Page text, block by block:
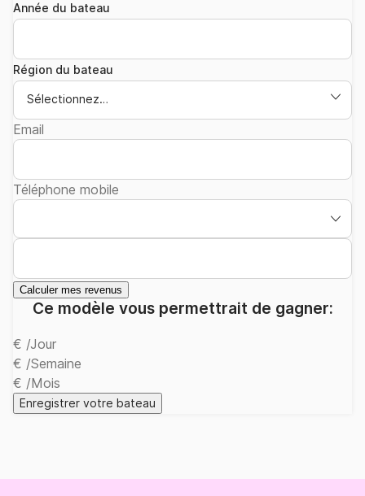
Année du bateau
Région du bateau
Sélectionnez…
Email
Téléphone mobile
Calculer mes revenus
Ce modèle vous permettrait de gagner:
€ /Jour
€ /Semaine
€ /Mois
Enregistrer votre bateau